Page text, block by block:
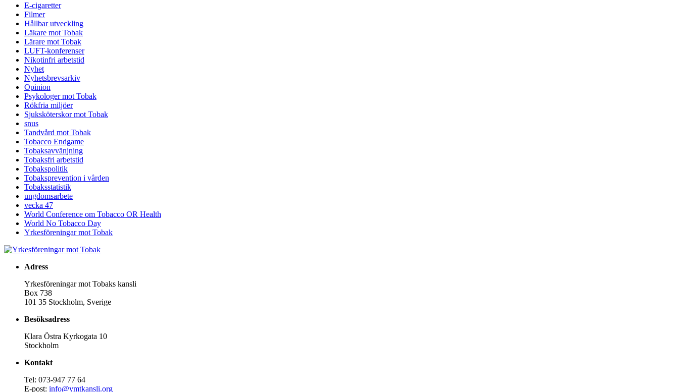
E-cigaretter
Filmer
Hållbar utveckling
Läkare mot Tobak
Lärare mot Tobak
LUFT-konferenser
Nikotinfri arbetstid
Nyhet
Nyhetsbrevsarkiv
Opinion
Psykologer mot Tobak
Rökfria miljöer
Sjuksköterskor mot Tobak
snus
Tandvård mot Tobak
Tobacco Endgame
Tobaksavvänjning
Tobaksfri arbetstid
Tobakspolitik
Tobaksprevention i vården
Tobaksstatistik
ungdomsarbete
vecka 47
World Conference om Tobacco OR Health
World No Tobacco Day
Yrkesföreningar mot Tobak
Adress
Yrkesföreningar mot Tobaks kansli
Box 738
101 35 Stockholm, Sverige
Besöksadress
Klara Östra Kyrkogata 10
Stockholm
Kontakt
Tel: 073-947 77 64
E-post: info@ymtkansli.org